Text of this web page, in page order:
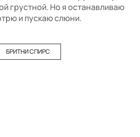
грустной. Но я останавливаю
и пускаю слюни.
БРИТНИ СПИРС